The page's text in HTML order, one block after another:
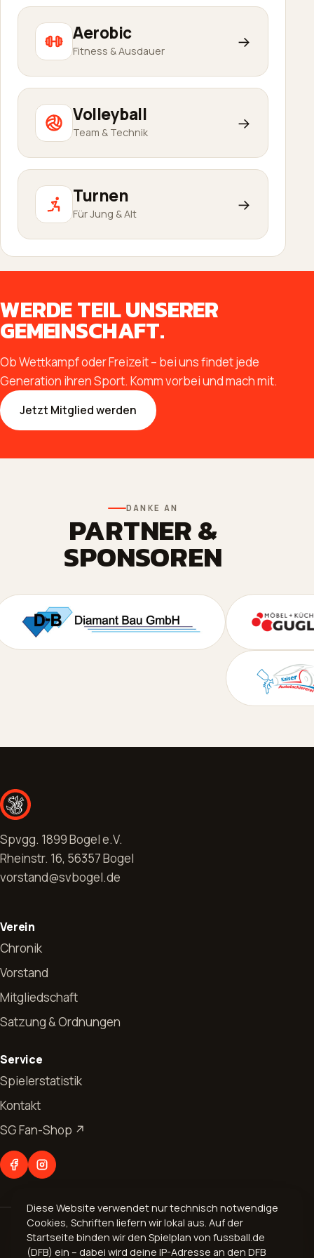
Aerobic
Fitness & Ausdauer →
Volleyball
Team & Technik →
Turnen
Für Jung & Alt →
WERDE TEIL UNSERER
GEMEINSCHAFT.
Ob Wettkampf oder Freizeit – bei uns findet jede
Generation ihren Sport. Komm vorbei und mach mit.
Jetzt Mitglied werden
DANKE AN
PARTNER &
SPONSOREN
Spvgg. 1899 Bogel e.V.
Rheinstr. 16, 56357 Bogel
vorstand@svbogel.de
Verein
Chronik
Vorstand
Mitgliedschaft
Satzung & Ordnungen
Service
Spielerstatistik
Kontakt
SG Fan-Shop ↗
© 2026 Spvgg. 1899 Bogel e.V.
Impressum·Datenschutz
News
Allgemeines
Jugendfussball
Seniorenfussball
Verein
Chronik
Mitgliedschaft
Geschäftsverteilungsplan
Abteilungen
Fußball
Aerobic
Volleyball
Diese Website verwendet nur technisch notwendige
Cookies, Schriften liefern wir lokal aus. Auf der
Startseite binden wir den Spielplan von fussball.de
(DFB) ein – dabei wird deine IP-Adresse an den DFB